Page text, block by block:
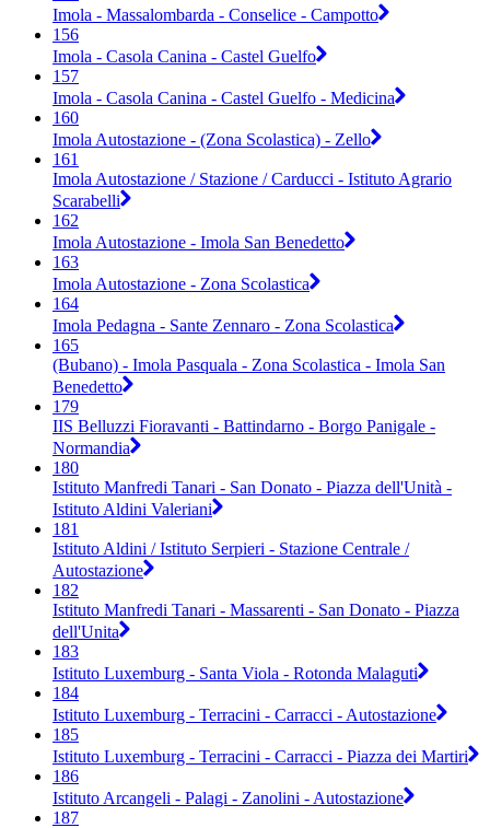
Imola - Massalombarda - Conselice - Campotto
156
Imola - Casola Canina - Castel Guelfo
157
Imola - Casola Canina - Castel Guelfo - Medicina
160
Imola Autostazione - (Zona Scolastica) - Zello
161
Imola Autostazione / Stazione / Carducci - Istituto Agrario
Scarabelli
162
Imola Autostazione - Imola San Benedetto
163
Imola Autostazione - Zona Scolastica
164
Imola Pedagna - Sante Zennaro - Zona Scolastica
165
(Bubano) - Imola Pasquala - Zona Scolastica - Imola San
Benedetto
179
IIS Belluzzi Fioravanti - Battindarno - Borgo Panigale -
Normandia
180
Istituto Manfredi Tanari - San Donato - Piazza dell'Unità -
Istituto Aldini Valeriani
181
Istituto Aldini / Istituto Serpieri - Stazione Centrale /
Autostazione
182
Istituto Manfredi Tanari - Massarenti - San Donato - Piazza
dell'Unita
183
Istituto Luxemburg - Santa Viola - Rotonda Malaguti
184
Istituto Luxemburg - Terracini - Carracci - Autostazione
185
Istituto Luxemburg - Terracini - Carracci - Piazza dei Martiri
186
Istituto Arcangeli - Palagi - Zanolini - Autostazione
187